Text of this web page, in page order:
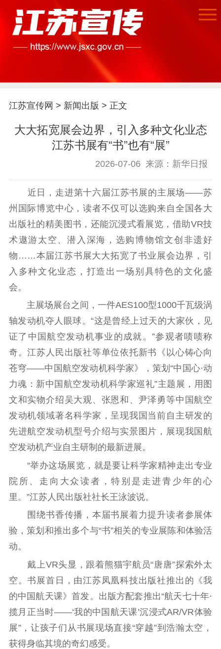
首页
江苏要闻
通知公告 信息公开制度
信息公开指南
信息公开年度报
告
政策法规
工作动态
理论武装
理论学习 宣传宣讲 研究阐释
哲学社科
新闻宣传
主题宣传 对外宣传
新闻发布
记者之家
品牌栏目
文化文艺
精品生产 文化惠民
文化传承
文化交流
体制改革
文化产业
紫金文化艺术节
品牌活动
精神文明
先进典型
社会宣传
思想政治教育 爱国主义教育
全民国防教育
红色资源保护利
用
江苏宣传网 > 新闻出版 > 正文
大大拓宽展会边界，引入多种文化业态
江苏书展有“书”也有“展”
2026-07-06 来源：新华日报
近日，走进第十六届江苏书展的主展场——苏
州国际博览中心，读者不仅可以选购来自全国各大
出版社的精美图书，还能沉浸式看展览，借助VR技
术遨游太空、潜入深海，选购博物馆文创非遗好
物……本届江苏书展大大拓宽了书业展会边界，引
入多种文化业态，打造出一场别具特色的文化盛
会。
主展场展台之间，一件AES100型1000千瓦级涡
轴发动机夺人眼球。“这是曾经上过天的大家伙，见
证了中国航空发动机事业的成就。”参观者啧啧称
奇。江苏人民出版社等单位依托新书《以心铸心向
苍穹——中国航空发动机科学家》，策划“中国心·动
力魂：新中国航空发动机科学家巡礼”主题展，用图
文和实物介绍吴大观、张恩和、尹泽勇等中国航空
发动机领域著名科学家，呈现我国当前自主研发的
先进航空发动机型号介绍与实景图片，展现我国航
空发动机产业自主研制的最新进展。
“举办这场展览，就是要让科学家精神走出专业
院所、走向大众读者，特别是走进青少年的心
里。”江苏人民出版社社长王泳波说。
围绕书香传播，本届书展着力提升读者参展体
验，策划和推出多个与“书”相关的专业展陈和体验活
动。
戴上VR头显，跟着熊猫宇航员“唐唐”探索外太
空。书展首日，由江苏凤凰科技出版社推出的《我
的中国航天课》首发。出版方配套推出“航天七十年·
揽月正当时——‘我的中国航天课’沉浸式AR/VR体验
展”，让孩子们从书展现场直接“穿越”到浩瀚太空，
获得身临其境的奇幻感受。